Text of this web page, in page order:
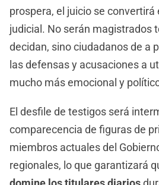
prospera, el juicio se convertirá
judicial. No serán magistrados
decidan, sino ciudadanos de a
las defensas y acusaciones a
mucho más emocional y
El desfile de testigos será
comparecencia de figuras de
miembros actuales del
regionales, lo que garantizará